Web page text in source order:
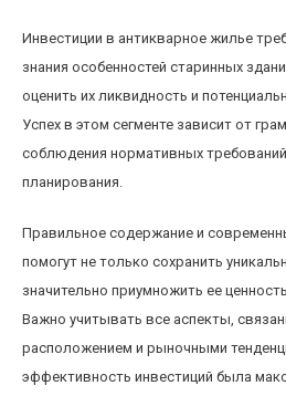
Инвестиции в антикварное жилье
знания особенностей старинных
оценить их ликвидность и
Успех в этом сегменте зависит от
соблюдения нормативных требований
планирования.
Правильное содержание и
помогут не только сохранить
значительно приумножить ее
Важно учитывать все аспекты,
расположением и рыночными
эффективность инвестиций была